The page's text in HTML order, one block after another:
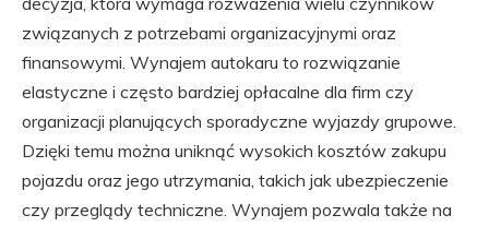
związanych z potrzebami organizacyjnymi oraz
finansowymi. Wynajem autokaru to rozwiązanie
elastyczne i często bardziej opłacalne dla firm czy
organizacji planujących sporadyczne wyjazdy grupowe.
Dzięki temu można uniknąć wysokich kosztów zakupu
pojazdu oraz jego utrzymania, takich jak ubezpieczenie
czy przeglądy techniczne. Wynajem pozwala także na